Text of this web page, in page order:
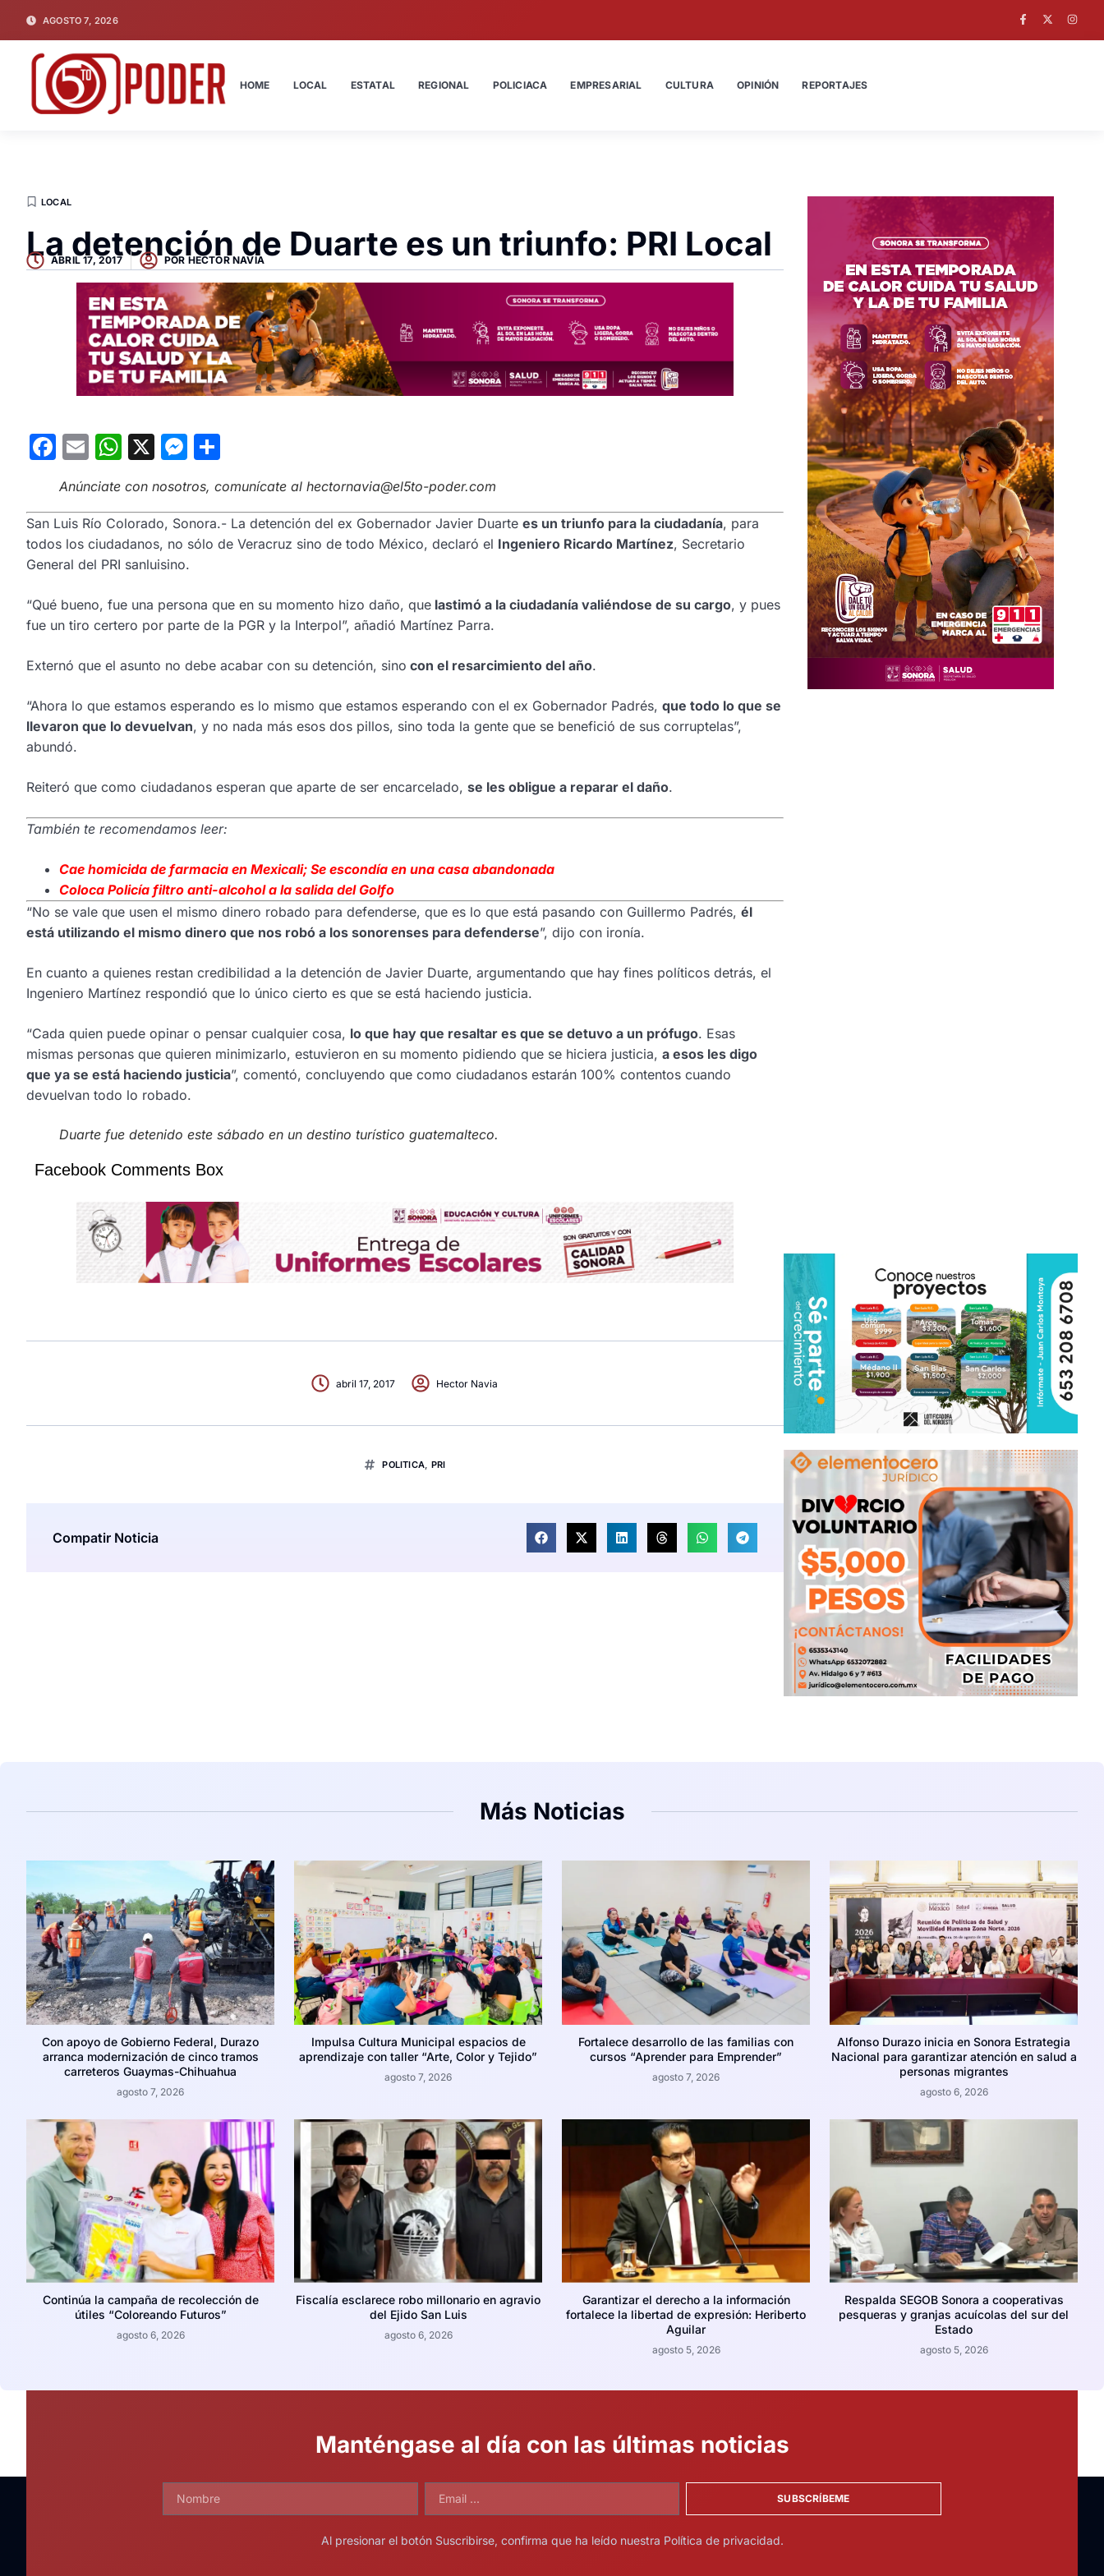
AGOSTO 7, 2026
HOME LOCAL ESTATAL REGIONAL POLICIACA EMPRESARIAL CULTURA OPINIÓN REPORTAJES
LOCAL
La detención de Duarte es un triunfo: PRI Local
ABRIL 17, 2017 POR HECTOR NAVIA
Facebook
EmailWhatsApp
X Messenger
Anúnciate con nosotros, comunícate al hectornavia@el5to-poder.com
San Luis Río Colorado, Sonora.- La detención del ex Gobernador Javier Duarte es un triunfo para la ciudadanía, para
todos los ciudadanos, no sólo de Veracruz sino de todo México, declaró el Ingeniero Ricardo Martínez, Secretario
General del PRI sanluisino.
“Qué bueno, fue una persona que en su momento hizo daño, que lastimó a la ciudadanía valiéndose de su cargo, y pues
fue un tiro certero por parte de la PGR y la Interpol”, añadió Martínez Parra.
Externó que el asunto no debe acabar con su detención, sino con el resarcimiento del año.
“Ahora lo que estamos esperando es lo mismo que estamos esperando con el ex Gobernador Padrés, que todo lo que se
llevaron que lo devuelvan, y no nada más esos dos pillos, sino toda la gente que se benefició de sus corruptelas”,
abundó.
Reiteró que como ciudadanos esperan que aparte de ser encarcelado, se les obligue a reparar el daño.
También te recomendamos leer:
Cae homicida de farmacia en Mexicali; Se escondía en una casa abandonada
Coloca Policía filtro anti-alcohol a la salida del Golfo
“No se vale que usen el mismo dinero robado para defenderse, que es lo que está pasando con Guillermo Padrés, él
está utilizando el mismo dinero que nos robó a los sonorenses para defenderse”, dijo con ironía.
En cuanto a quienes restan credibilidad a la detención de Javier Duarte, argumentando que hay fines políticos detrás, el
Ingeniero Martínez respondió que lo único cierto es que se está haciendo justicia.
“Cada quien puede opinar o pensar cualquier cosa, lo que hay que resaltar es que se detuvo a un prófugo. Esas
mismas personas que quieren minimizarlo, estuvieron en su momento pidiendo que se hiciera justicia, a esos les digo
que ya se está haciendo justicia”, comentó, concluyendo que como ciudadanos estarán 100% contentos cuando
devuelvan todo lo robado.
Duarte fue detenido este sábado en un destino turístico guatemalteco.
Facebook Comments Box
abril 17, 2017 Hector Navia
POLITICA, PRI
Compatir Noticia
Más Noticias
Con apoyo de Gobierno Federal, Durazo
arranca modernización de cinco tramos
carreteros Guaymas-Chihuahua
agosto 7, 2026
Impulsa Cultura Municipal espacios de
aprendizaje con taller “Arte, Color y Tejido”
agosto 7, 2026
Fortalece desarrollo de las familias con
cursos “Aprender para Emprender”
agosto 7, 2026
Alfonso Durazo inicia en Sonora Estrategia
Nacional para garantizar atención en salud a
personas migrantes
agosto 6, 2026
Continúa la campaña de recolección de
útiles “Coloreando Futuros”
agosto 6, 2026
Fiscalía esclarece robo millonario en agravio
del Ejido San Luis
agosto 6, 2026
Garantizar el derecho a la información
fortalece la libertad de expresión: Heriberto
Aguilar
agosto 5, 2026
Respalda SEGOB Sonora a cooperativas
pesqueras y granjas acuícolas del sur del
Estado
agosto 5, 2026
Manténgase al día con las últimas noticias
SUBSCRÍBEME
Al presionar el botón Suscribirse, confirma que ha leído nuestra Política de privacidad.